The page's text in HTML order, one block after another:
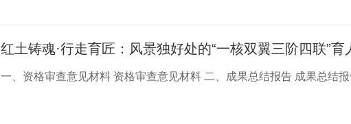
红土铸魂·行走育匠：风景独好处的“一核双翼三阶四联”育
一、资格审查意见材料 资格审查意见材料 二、成果总结报告 成果总结